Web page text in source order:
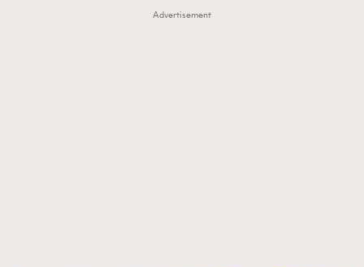
Advertisement